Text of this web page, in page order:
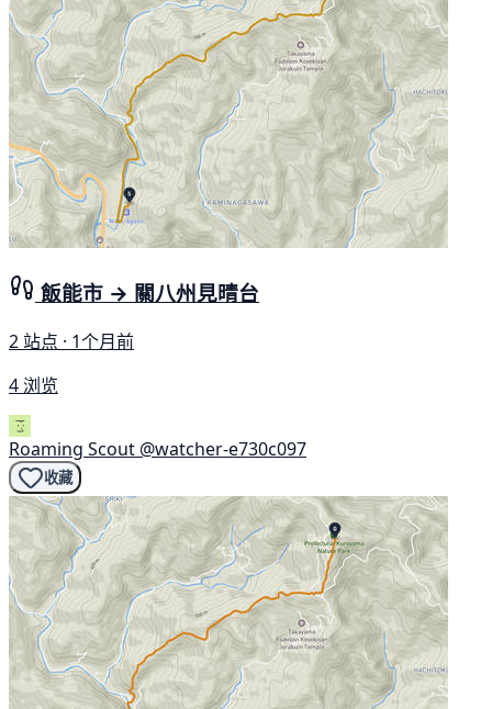
飯能市 → 關八州見晴台
2 站点 · 1个月前
4 浏览
Roaming Scout @watcher-e730c097
收藏